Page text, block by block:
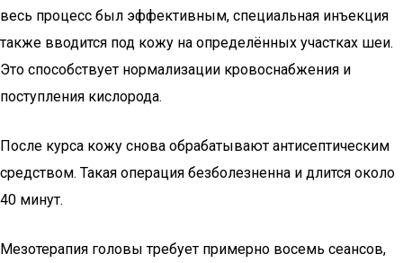
весь процесс был эффективным, специальная инъекция
также вводится под кожу на определённых участках шеи.
Это способствует нормализации кровоснабжения и
поступления кислорода.
После курса кожу снова обрабатывают антисептическим
средством. Такая операция безболезненна и длится около
40 минут.
Мезотерапия головы требует примерно восемь сеансов,